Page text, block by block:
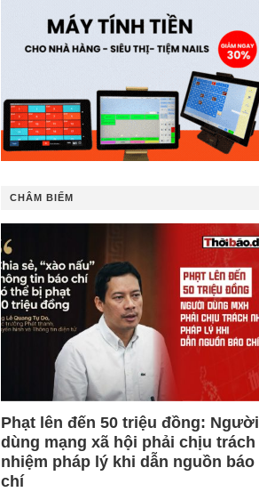
CHÂM BIẾM
Phạt lên đến 50 triệu đồng: Người
dùng mạng xã hội phải chịu trách
nhiệm pháp lý khi dẫn nguồn báo
chí